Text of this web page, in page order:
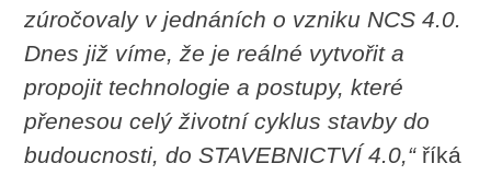
zúročovaly v jednáních o vzniku NCS 4.0.
Dnes již víme, že je reálné vytvořit a
propojit technologie a postupy, které
přenesou celý životní cyklus stavby do
budoucnosti, do STAVEBNICTVÍ 4.0,“říká